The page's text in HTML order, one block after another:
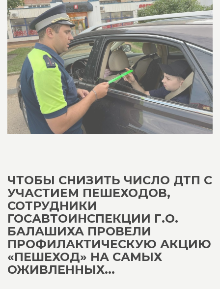
ЧТОБЫ СНИЗИТЬ ЧИСЛО ДТП С
УЧАСТИЕМ ПЕШЕХОДОВ,
СОТРУДНИКИ
ГОСАВТОИНСПЕКЦИИ Г.О.
БАЛАШИХА ПРОВЕЛИ
ПРОФИЛАКТИЧЕСКУЮ АКЦИЮ
«ПЕШЕХОД» НА САМЫХ
ОЖИВЛЕННЫХ...